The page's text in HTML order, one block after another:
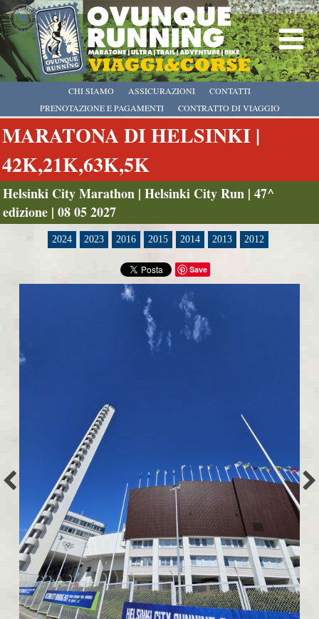
CHI SIAMO
PRENOTAZIONE E PAGAMENTI
CONTRATTO DI VIAGGIO
ASSICURAZIONI CONTATTI
MARATONA DI HELSINKI |
42K,21K,63K,5K
Helsinki City Marathon | Helsinki City Run | 47^
edizione | 08 05 2027
2024 2023 2016 2015 2014 2013 2012
Save